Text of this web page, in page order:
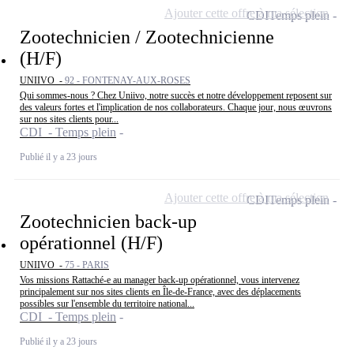
Zootechnicien / Zootechnicienne
(H/F)
UNIIVO - 92 - FONTENAY-AUX-ROSES
Qui sommes-nous ? Chez Uniivo, notre succès et notre développement reposent sur
des valeurs fortes et l'implication de nos collaborateurs. Chaque jour, nous œuvrons
sur nos sites clients pour...
CDI - Temps plein
Publié il y a 23 jours
CDITemps plein
Ajouter cette offre à ma sélection
Zootechnicien back-up
opérationnel (H/F)
UNIIVO - 75 - PARIS
Vos missions Rattaché-e au manager back-up opérationnel, vous intervenez
principalement sur nos sites clients en Île-de-France, avec des déplacements
possibles sur l'ensemble du territoire national...
CDI - Temps plein
Publié il y a 23 jours
CDITemps plein
Ajouter cette offre à ma sélection